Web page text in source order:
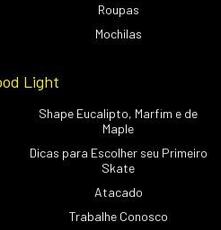
Roupas
Mochilas
Light
Shape Eucalipto, Marfim e de
Maple
Dicas para Escolher seu Primeiro
Skate
Atacado
Trabalhe Conosco